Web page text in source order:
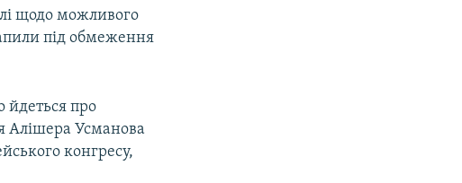
щодо можливого
під обмеження
йдеться про
Алішера Усманова
конгресу,